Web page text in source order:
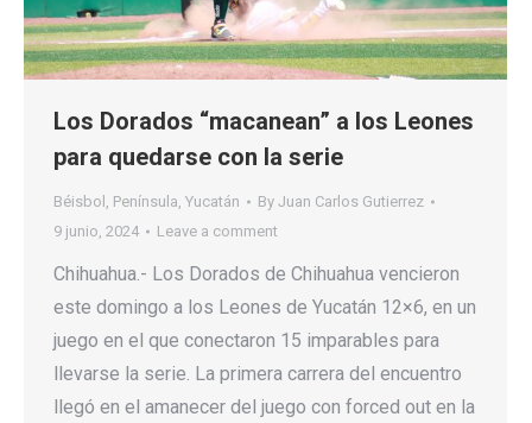
Los Dorados “macanean” a los Leones
para quedarse con la serie
Béisbol , Península, Yucatán By Juan Carlos Gutierrez
9 junio, 2024
Leave a comment
Chihuahua.- Los Dorados de Chihuahua vencieron
este domingo a los Leones de Yucatán 12×6, en un
juego en el que conectaron 15 imparables para
llevarse la serie. La primera carrera del encuentro
llegó en el amanecer del juego con forced out en la